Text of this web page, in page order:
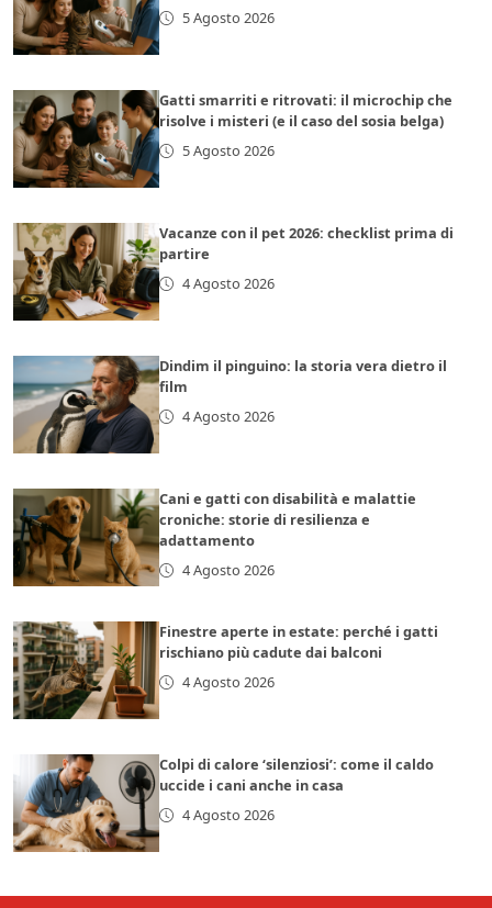
5 Agosto 2026
Gatti smarriti e ritrovati: il microchip che
risolve i misteri (e il caso del sosia belga)
5 Agosto 2026
Vacanze con il pet 2026: checklist prima di
partire
4 Agosto 2026
Dindim il pinguino: la storia vera dietro il
film
4 Agosto 2026
Cani e gatti con disabilità e malattie
croniche: storie di resilienza e
adattamento
4 Agosto 2026
Finestre aperte in estate: perché i gatti
rischiano più cadute dai balconi
4 Agosto 2026
Colpi di calore ‘silenziosi’: come il caldo
uccide i cani anche in casa
4 Agosto 2026